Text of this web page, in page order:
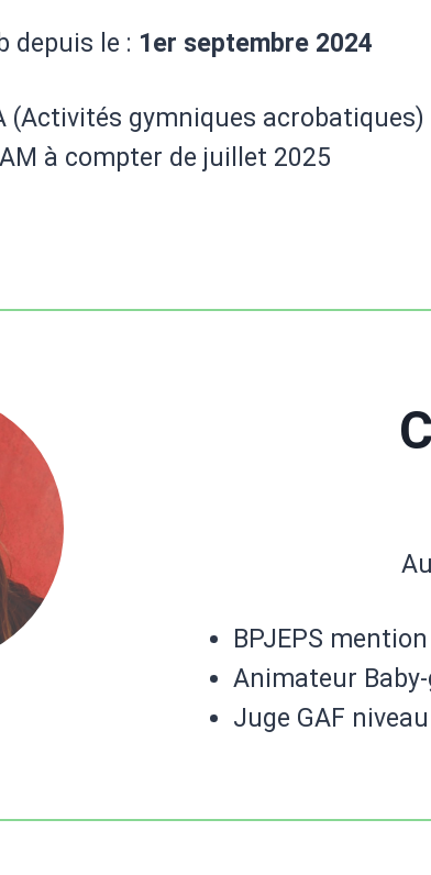
depuis le : 1er septembre 2024
(Activités gymniques acrobatiques)
à compter de juillet 2025
BPJEPS
Animateur
Juge GAF